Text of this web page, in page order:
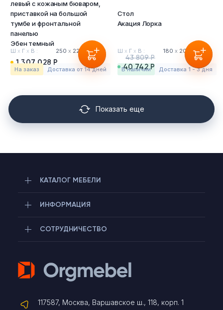
левый с кожаным бюваром,
приставкой на большой
тумбе и фронтальной
панелью
Эбен темный
Ш х Г х В : 250 х220 х76 см
1 307 028 Р
На заказ Доставка от 14 дней
Стол
Акация Лорка
Ш х Г х В : 180 х 200 х75 см
40 742 Р
43 809 Р
в наличии Доставка 1 - 3 дня
Показать еще
КАТАЛОГ МЕБЕЛИ
ИНФОРМАЦИЯ
СОТРУДНИЧЕСТВО
117587, Москва, Варшавское ш., 118, корп. 1
Telegram